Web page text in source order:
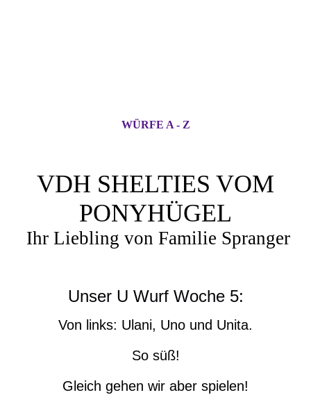
WÜRFE A - Z
VDH SHELTIES VOM
PONYHÜGEL
Ihr Liebling von Familie Spranger
Unser U Wurf Woche 5:
Von links: Ulani, Uno und Unita.
So süß!
Gleich gehen wir aber spielen!